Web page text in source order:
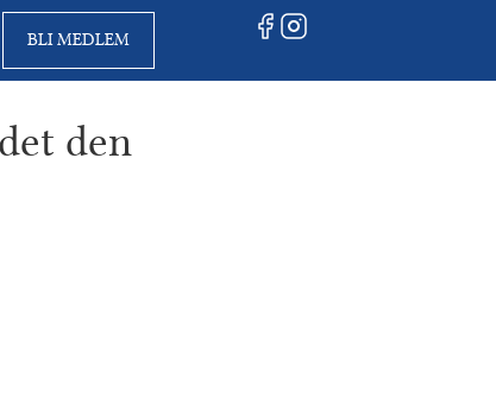
BLI MEDLEM
den